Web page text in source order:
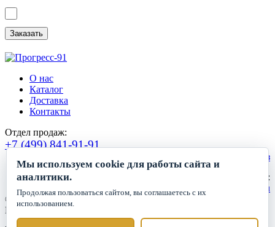
О нас
Каталог
Доставка
Контакты
Отдел продаж:
+7 (499) 841-91-91
Сделать заказ
Круглосуточный прием заявок:
zakaz1@progress91.ru
©2019-2026. ООО «ГК Прогресс»
Все права защищены.
Мы используем cookie для работы сайта и
аналитики.
Продолжая пользоваться сайтом, вы соглашаетесь с их
использованием.